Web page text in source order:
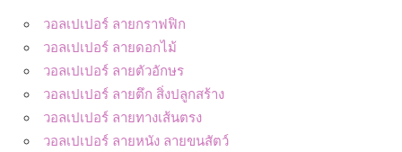
วอลเปเปอร์ ลายกราฟฟิก
วอลเปเปอร์ ลายดอกไม้
วอลเปเปอร์ ลายตัวอักษร
วอลเปเปอร์ ลายตึก สิ่งปลูกสร้าง
วอลเปเปอร์ ลายทางเส้นตรง
วอลเปเปอร์ ลายหนัง ลายขนสัตว์